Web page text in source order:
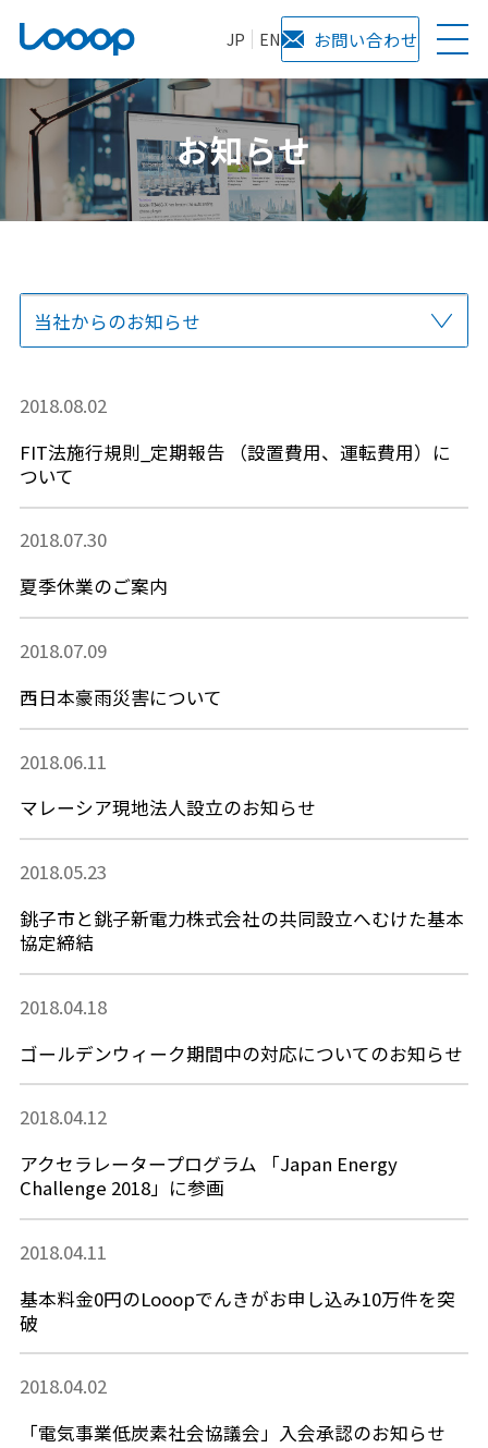
JP EN お問い合わせ
お知らせ
当社からのお知らせ
2018.08.02
FIT法施行規則_定期報告 （設置費用、運転費用）に
ついて
2018.07.30
夏季休業のご案内
2018.07.09
西日本豪雨災害について
2018.06.11
マレーシア現地法人設立のお知らせ
2018.05.23
銚子市と銚子新電力株式会社の共同設立へむけた基本
協定締結
2018.04.18
ゴールデンウィーク期間中の対応についてのお知らせ
2018.04.12
アクセラレータープログラム 「Japan Energy
Challenge 2018」に参画
2018.04.11
基本料金0円のLooopでんきがお申し込み10万件を突
破
2018.04.02
「電気事業低炭素社会協議会」入会承認のお知らせ